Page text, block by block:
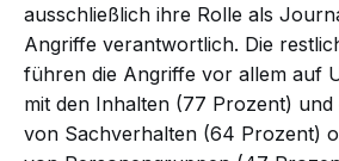
ausschließlich ihre Rolle als
Angriffe verantwortlich. Die
führen die Angriffe vor allem auf
mit den Inhalten (77 Prozent)
von Sachverhalten (64 Prozent)